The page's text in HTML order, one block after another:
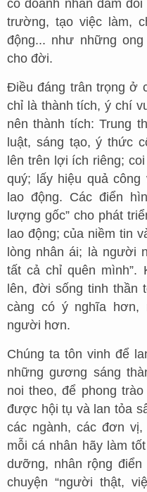
có doanh nhân dám
trường, tạo việc làm,
động... như những
cho đời.
Điều đáng trân trọng ở
chỉ là thành tích, ý chí
nên thành tích: Trung
luật, sáng tạo, ý thức
lên trên lợi ích riêng;
quý; lấy hiệu quả
lao động. Các điển
lượng gốc” cho phát
lao động; của niềm tin
lòng nhân ái; là người
tất cả chỉ quên mình”.
lên, đời sống tinh thần
càng có ý nghĩa hơn,
người hơn.
Chúng ta tôn vinh để
những gương sáng
noi theo, để phong
được hội tụ và lan tỏa
các ngành, các đơn
mỗi cá nhân hãy làm
dưỡng, nhân rộng
chuyện “người thật,